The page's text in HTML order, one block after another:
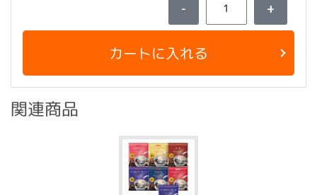
- +
カートに入れる
関連商品